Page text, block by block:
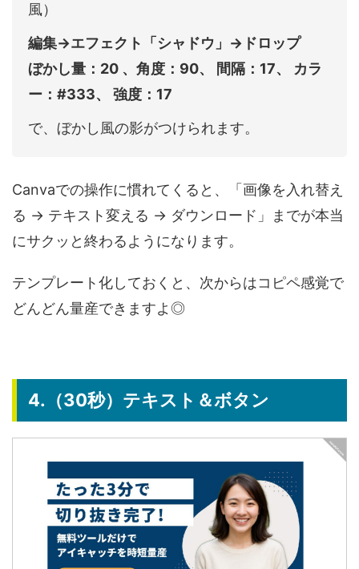
風）
編集→エフェクト「シャドウ」→ドロップ
ぼかし量：20 、角度：90、 間隔：17、 カラ
ー：#333、 強度：17
で、ぼかし風の影がつけられます。
Canvaでの操作に慣れてくると、「画像を入れ替え
る → テキスト変える → ダウンロード」までが本当
にサクッと終わるようになります。
テンプレート化しておくと、次からはコピペ感覚で
どんどん量産できますよ◎
4.（30秒）テキスト＆ボタン